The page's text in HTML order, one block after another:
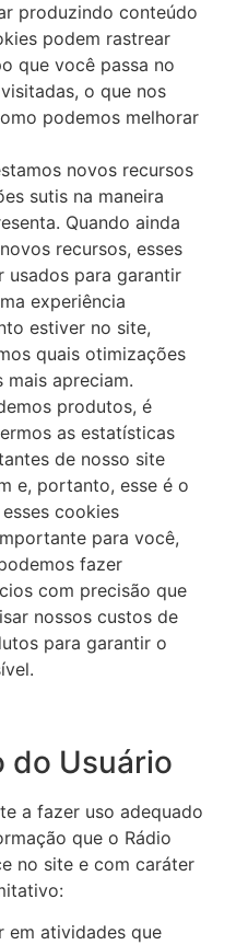
produzindo conteúdo
podem rastrear
que você passa no
o que nos
podemos melhorar
novos recursos
sutis na maneira
Quando ainda
recursos, esses
usados para garantir
experiência
estiver no site,
quais otimizações
mais apreciam.
produtos, é
as estatísticas
de nosso site
e, portanto, esse é o
cookies
para você,
fazer
com precisão que
nossos custos de
para garantir o
do Usuário
a fazer uso adequado
que o Rádio
no site e com caráter
em atividades que